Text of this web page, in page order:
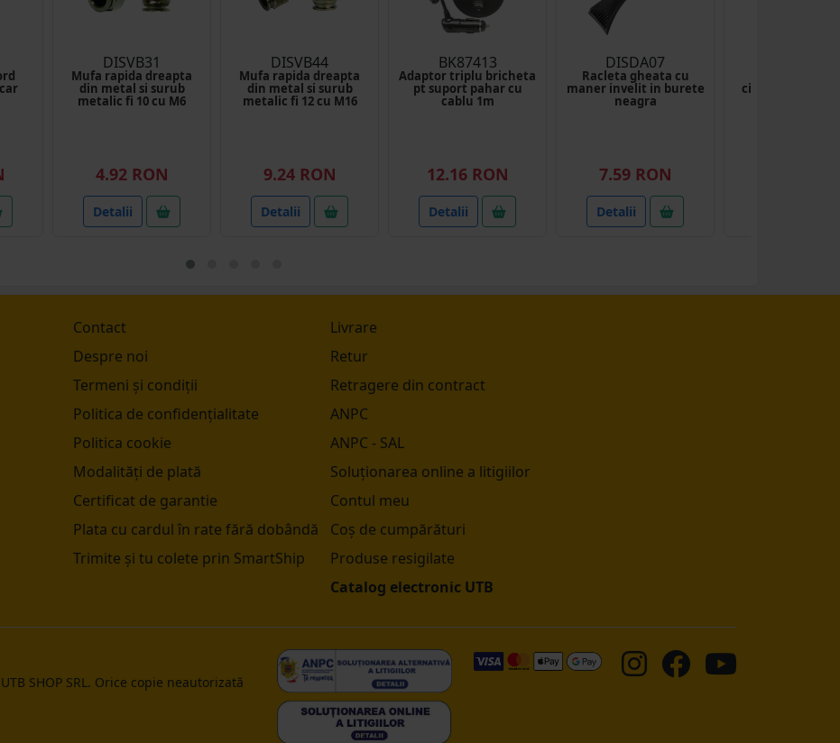
DISVB31
Mufa rapida dreapta
din metal si surub
metalic fi 10 cu M6
4.92 RON
Detalii
DISVB44
Mufa rapida dreapta
din metal si surub
metalic fi 12 cu M16
9.24 RON
Detalii
BK87413
Adaptor triplu bricheta
pt suport pahar cu
cablu 1m
12.16 RON
Detalii
DISDA07
Racleta gheata cu
maner invelit in burete
neagra
7.59 RON
Detalii
cilindru forta
Contact
Despre noi
Termeni și condiții
Politica de confidențialitate
Politica cookie
Modalități de plată
Certificat de garantie
Plata cu cardul în rate fără dobândă
Trimite și tu colete prin SmartShip
Livrare
Retur
Retragere din contract
ANPC
ANPC - SAL
Soluționarea online a litigiilor
Contul meu
Coș de cumpărături
Produse resigilate
Catalog electronic UTB
SHOP SRL. Orice copie neautorizată